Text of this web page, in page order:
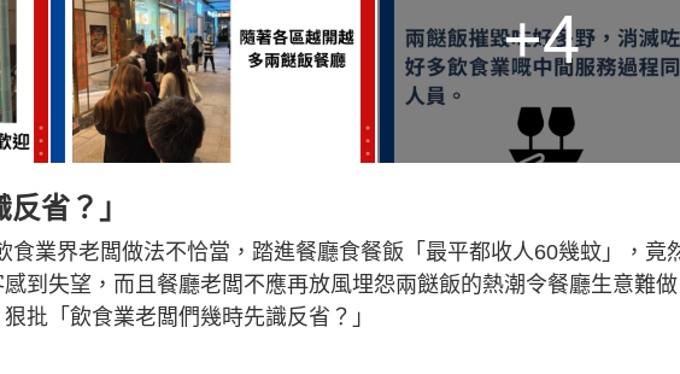
+4
省？」
食業界老闆做法不恰當，踏進餐廳食餐飯「最平都收人60幾蚊」，竟
到失望，而且餐廳老闆不應再放風埋怨兩餸飯的熱潮令餐廳生意難
批「飲食業老闆們幾時先識反省？」